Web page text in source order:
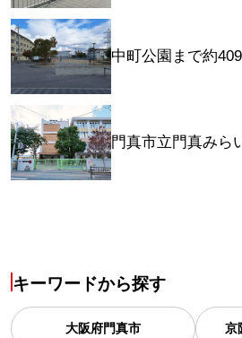
中町公園まで約
門真市立門真みら
キーワードから探す
大阪府門真市 京